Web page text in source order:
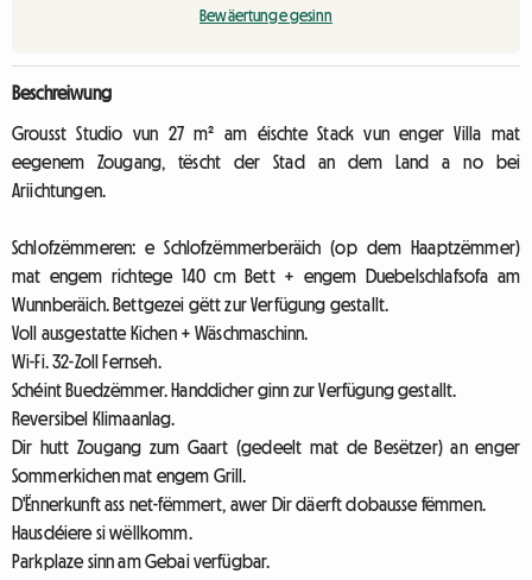
Bewäertunge gesinn
Beschreiwung
Grousst Studio vun 27 m² am éischte Stack vun enger Villa mat
eegenem Zougang, tëscht der Stad an dem Land a no bei
Ariichtungen.
Schlofzëmmeren: e Schlofzëmmerberäich (op dem Haaptzëmmer)
mat engem richtege 140 cm Bett + engem Duebelschlafsofa am
Wunnberäich. Bettgezei gëtt zur Verfügung gestallt.
Voll ausgestatte Kichen + Wäschmaschinn.
Wi-Fi. 32-Zoll Fernseh.
Schéint Buedzëmmer. Handdicher ginn zur Verfügung gestallt.
Reversibel Klimaanlag.
Dir hutt Zougang zum Gaart (gedeelt mat de Besëtzer) an enger
Sommerkichen mat engem Grill.
D'Ënnerkunft ass net-fëmmert, awer Dir däerft dobausse fëmmen.
Hausdéiere si wëllkomm.
Parkplaze sinn am Gebai verfügbar.